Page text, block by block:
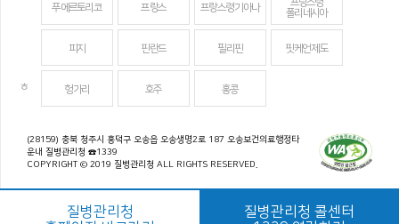
푸에르토리코 프랑스 프랑스령 기아나
폴리네시아
피지 핀란드 필리핀 핏케언 제도
ㅎ 헝가리 호주 홍콩
(28159) 충북 청주시 흥덕구 오송읍 오송생명2로 187 오송보건의료행정타
운내 질병관리청 ☎1339
COPYRIGHT © 2019 질병관리청 ALL RIGHTS RESERVED.
질병관리청
질병관리청 콜센터